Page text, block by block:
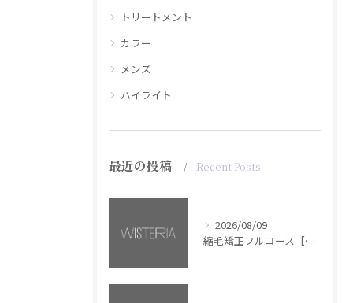
トリートメント
カラー
メンズ
ハイライト
最近の投稿 Recent Posts
2026/08/09
縮毛矯正フルコース【銀座・美容室WISTERIA】